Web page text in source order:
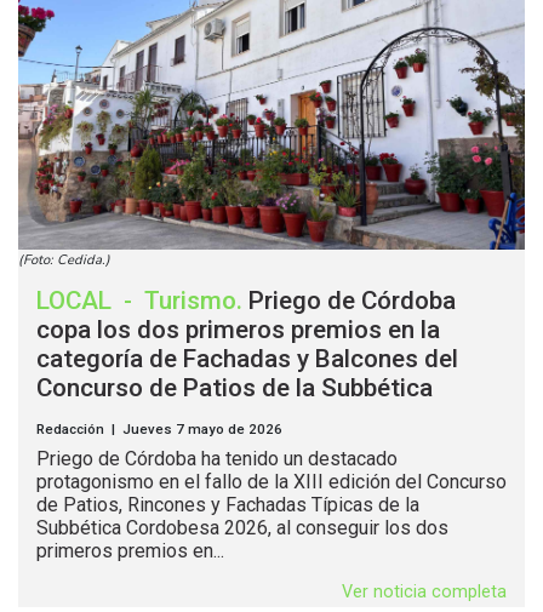
(Foto: Cedida.)
LOCAL - Turismo. Priego de Córdoba
copa los dos primeros premios en la
categoría de Fachadas y Balcones del
Concurso de Patios de la Subbética
Redacción | Jueves 7 mayo de 2026
Priego de Córdoba ha tenido un destacado
protagonismo en el fallo de la XIII edición del Concurso
de Patios, Rincones y Fachadas Típicas de la
Subbética Cordobesa 2026, al conseguir los dos
primeros premios en...
Ver noticia completa